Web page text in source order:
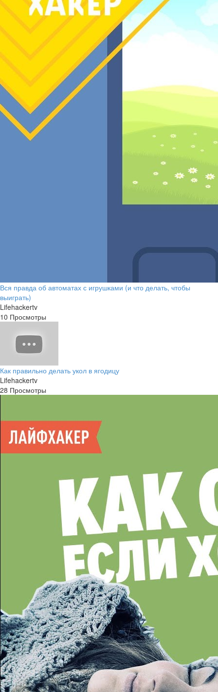
Вся правда об автоматах с игрушками (и что делать, чтобы
выиграть)
Lifehackertv
10 Просмотры
Как правильно делать укол в ягодицу
Lifehackertv
28 Просмотры